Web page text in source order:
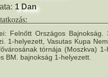
1 Dan
Felnőtt Országos
1-helyezett, Vasutas Kupa
tórnája (Moszkva)
BM. bajnokság 1-helyezett.